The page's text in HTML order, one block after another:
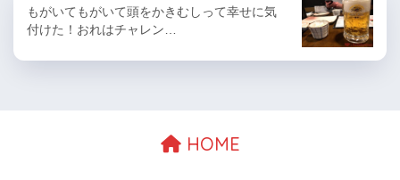
もがいてもがいて頭をかきむしって幸せに気
付けた！おれはチャレン…
HOME